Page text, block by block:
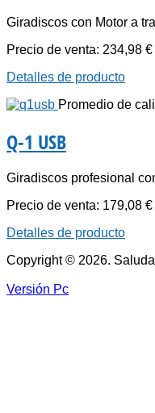
Giradiscos con Motor a
Precio de venta: 234,98 €
Detalles de producto
Promedio de
Q-1 USB
Giradiscos profesional
Precio de venta: 179,08 €
Detalles de producto
Copyright © 2026.
Versión Pc